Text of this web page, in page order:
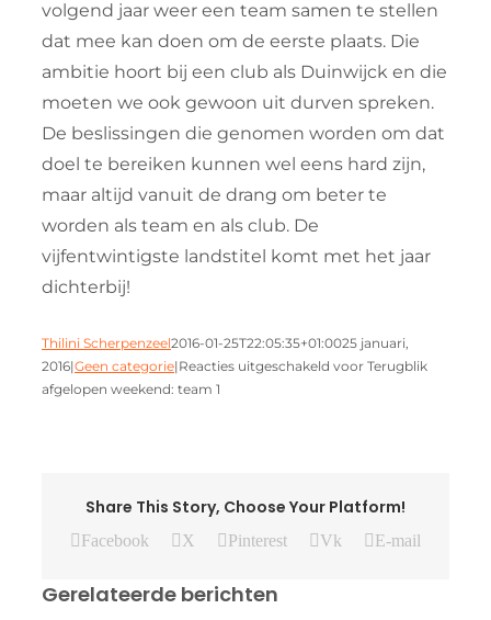
volgend jaar weer een team samen te stellen
dat mee kan doen om de eerste plaats. Die
ambitie hoort bij een club als Duinwijck en die
moeten we ook gewoon uit durven spreken.
De beslissingen die genomen worden om dat
doel te bereiken kunnen wel eens hard zijn,
maar altijd vanuit de drang om beter te
worden als team en als club. De
vijfentwintigste landstitel komt met het jaar
dichterbij!
Thilini Scherpenzeel2016-01-25T22:05:35+01:0025 januari,
2016|Geen categorie|Reacties uitgeschakeld voor Terugblik
afgelopen weekend: team 1
Share This Story, Choose Your Platform!
Facebook X Pinterest Vk E-mail
Gerelateerde berichten